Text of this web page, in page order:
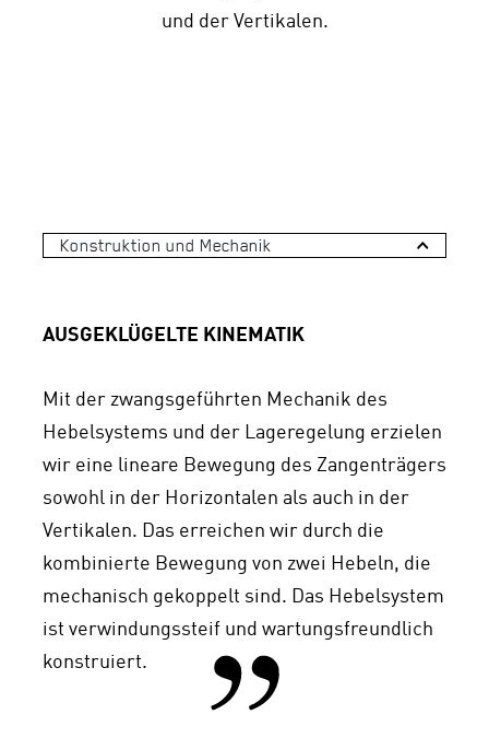
und der Vertikalen.
Konstruktion und Mechanik
AUSGEKLÜGELTE KINEMATIK
Mit der zwangsgeführten Mechanik des
Hebelsystems und der Lageregelung erzielen
wir eine lineare Bewegung des Zangenträgers
sowohl in der Horizontalen als auch in der
Vertikalen. Das erreichen wir durch die
kombinierte Bewegung von zwei Hebeln, die
mechanisch gekoppelt sind. Das Hebelsystem
ist verwindungssteif und wartungsfreundlich
konstruiert.